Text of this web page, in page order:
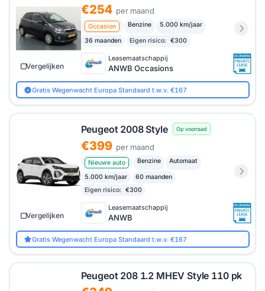
€254 per maand
Occasion Benzine 5.000 km/jaar
36 maanden Eigen risico: €300
Leasemaatschappij
ANWB Occasions
Vergelijken
Gratis Wegenwacht Europa Standaard t.w.v. €167
Peugeot 2008 Style Op voorraad
€399 per maand
Nieuwe auto Benzine Automaat
5.000 km/jaar
60 maanden
Eigen risico:
€300
Leasemaatschappij
ANWB
Vergelijken
Gratis Wegenwacht Europa Standaard t.w.v. €167
Peugeot 208 1.2 MHEV Style 110 pk